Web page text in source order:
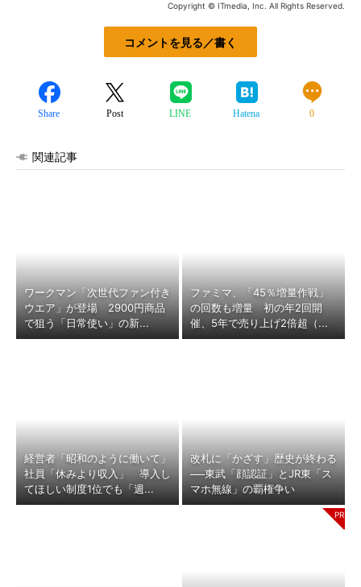
Copyright © ITmedia, Inc. All Rights Reserved.
コメントを見る／書く
Share Post LINE Hatena 0
関連記事
ワークマン「次世代ファン付き
ウエア」が登場 2900円商品
で狙う「日常使い」の新...
ファミマ、「45％増量作戦」
の回数も増量 初の年2回開
催、5年で売り上げ2倍超（...
経営者「昭和のように働いて」
社員「休みより収入」 導入し
てほしい制度1位でも「週...
改札に「かざす」歴史が終わる
──東武「顔認証」とJR東「ス
マホ無線」の覇権争い